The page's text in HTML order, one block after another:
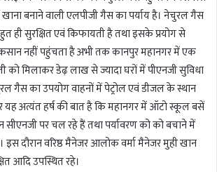
बनाने वाली एलपीजी गैस का पर्याय है। नेचुरल गैस
ही सुरक्षित एवं किफायती है तथा इसके प्रयोग से
नहीं पहुंचता है अभी तक कानपुर महानगर में एक
को मिलाकर डेढ़ लाख से ज्यादा घरों में पीएनजी सुविधा
गैस का उपयोग वाहनों में पेट्रोल एवं डीजल के स्थान
यह अत्यंत हर्ष की बात है कि महानगर में ऑटो स्कूल बसें
सीएनजी पर चल रहे हैं तथा पर्यावरण को को बचाने में
दौरान वरिष्ठ मैनेजर आलोक वर्मा मैनेजर मुही खान
आदि उपस्थित रहे।